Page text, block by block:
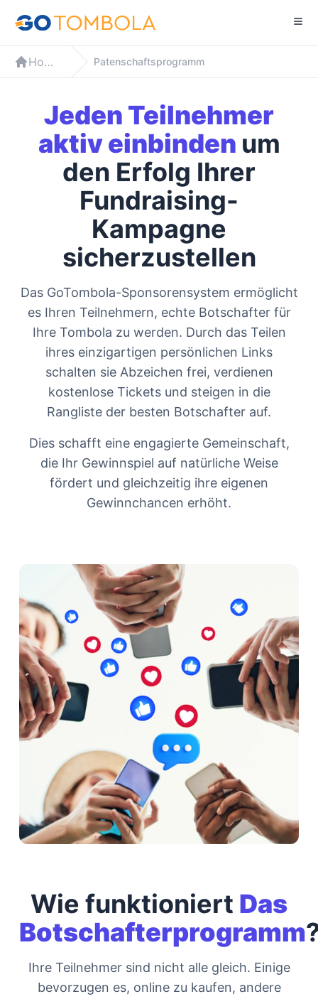
Home Patenschaftsprogramm
Jeden Teilnehmer
aktiv einbinden um
den Erfolg Ihrer
Fundraising-
Kampagne
sicherzustellen
Das GoTombola-Sponsorensystem ermöglicht
es Ihren Teilnehmern, echte Botschafter für
Ihre Tombola zu werden. Durch das Teilen
ihres einzigartigen persönlichen Links
schalten sie Abzeichen frei, verdienen
kostenlose Tickets und steigen in die
Rangliste der besten Botschafter auf.
Dies schafft eine engagierte Gemeinschaft,
die Ihr Gewinnspiel auf natürliche Weise
fördert und gleichzeitig ihre eigenen
Gewinnchancen erhöht.
Wie funktioniert Das
Botschafterprogramm
Ihre Teilnehmer sind nicht alle gleich. Einige
bevorzugen es, online zu kaufen, andere